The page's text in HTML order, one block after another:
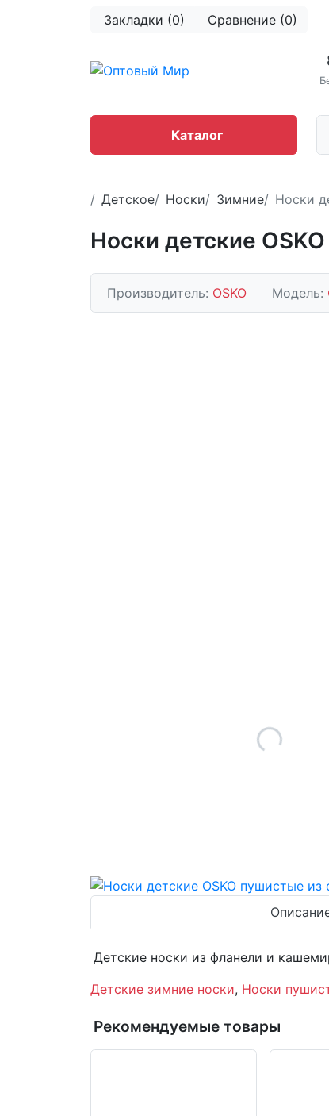
Закладки (0) Сравнение (0)
Каталог
Детское Носки Зимние Носки
Носки детские
Производитель: OSKO Модель:
Детские носки из фланели и
Детские зимние носки, Носки
Рекомендуемые товары